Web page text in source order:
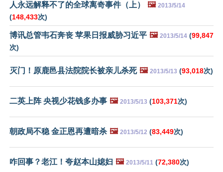
人永远解释不了的全球离奇事件（上） 🖼️ 2013/5/14
(148,433次)
博讯总管韦石奔丧 苹果日报威胁习近平 🖼️ 2013/5/14 (99,847
次)
灭门！原鹿邑县法院院长被亲儿杀死 🖼️ 2013/5/13 (93,018次)
二英上阵 央视少花钱多办事 🖼️ 2013/5/13 (103,371次)
朝政局不稳 金正恩再遭暗杀 🖼️ 2013/5/12 (83,449次)
咋回事？老江！夸赵本山媳妇 🖼️ 2013/5/11 (72,380次)